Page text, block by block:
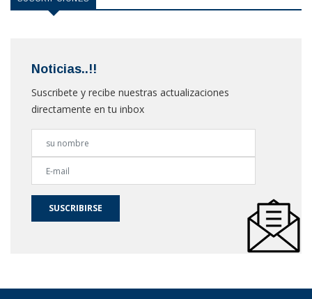
Noticias..!!
Suscribete y recibe nuestras actualizaciones
directamente en tu inbox
SUSCRIBIRSE